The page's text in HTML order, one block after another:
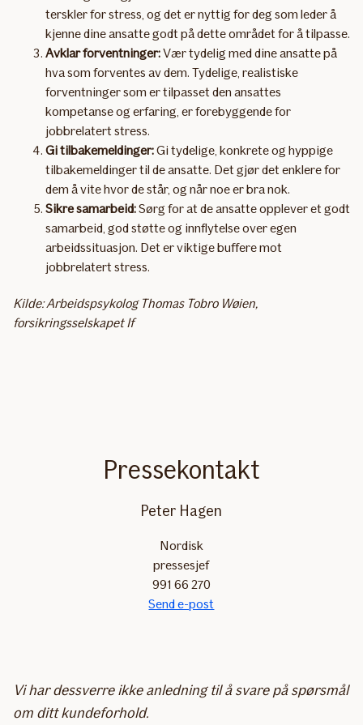
terskler for stress, og det er nyttig for deg som leder å
kjenne dine ansatte godt på dette området for å tilpasse.
Avklar forventninger:Vær tydelig med dine ansatte på
hva som forventes av dem. Tydelige, realistiske
forventninger som er tilpasset den ansattes
kompetanse og erfaring, er forebyggende for
jobbrelatert stress.
Gi tilbakemeldinger:Gi tydelige, konkrete og hyppige
tilbakemeldinger til de ansatte. Det gjør det enklere for
dem å vite hvor de står, og når noe er bra nok.
Sikre samarbeid:Sørg for at de ansatte opplever et godt
samarbeid, god støtte og innflytelse over egen
arbeidssituasjon. Det er viktige buffere mot
jobbrelatert stress.
Kilde: Arbeidspsykolog Thomas Tobro Wøien,
forsikringsselskapet If
Pressekontakt
Peter Hagen
Nordisk
pressesjef
991 66 270
Send e-post
Vi har dessverre ikke anledning til å svare på spørsmål
om ditt kundeforhold.